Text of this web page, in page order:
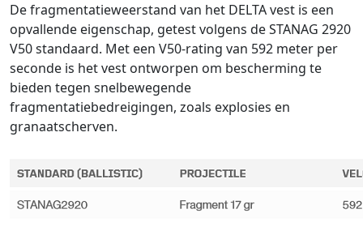
De fragmentatieweerstand van het DELTA vest is een
opvallende eigenschap, getest volgens de STANAG 2920
V50 standaard. Met een V50-rating van 592 meter per
seconde is het vest ontworpen om bescherming te
bieden tegen snelbewegende
fragmentatiebedreigingen, zoals explosies en
granaatscherven.